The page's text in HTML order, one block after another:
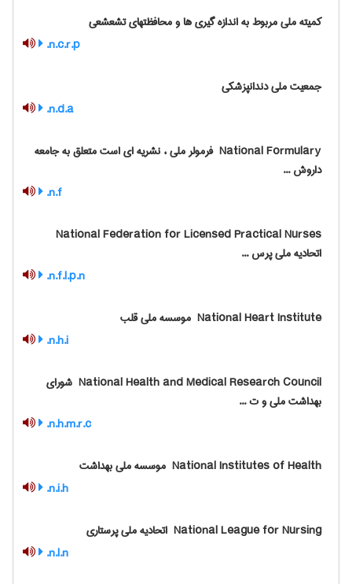
کمیته ملی مربوط به اندازه گیری ها و محافظتهای تشعشعی
n.c.r.p.
جمعیت ملی دندانپزشکی
n.d.a.
‎ National Formulary فرمولر ملی ، نشریه ای است متعلق به جامعه
داروش ...
n.f.
‎ National Federation for Licensed Practical Nurses
اتحادیه ملی پرس ...
n.f.l.p.n.
‎ National Heart Institute موسسه ملی قلب
n.h.i.
‎ National Health and Medical Research Council شورای
بهداشت ملی و ت ...
n.h.m.r.c.
‎ National Institutes of Health موسسه ملی بهداشت
n.i.h.
‎ National League for Nursing اتحادیه ملی پرستاری
n.l.n.